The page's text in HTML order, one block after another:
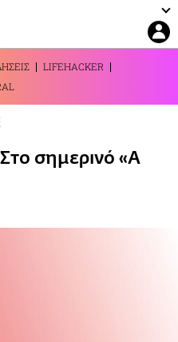
LIFEHACKER
Στο σημερινό «Α